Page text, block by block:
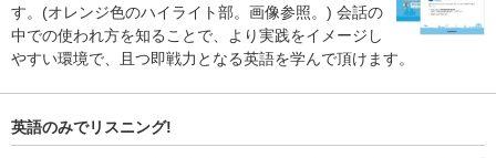
す。(オレンジ色のハイライト部。画像参照。) 会話の
中での使われ方を知ることで、より実践をイメージし
やすい環境で、且つ即戦力となる英語を学んで頂けます。
英語のみでリスニング!